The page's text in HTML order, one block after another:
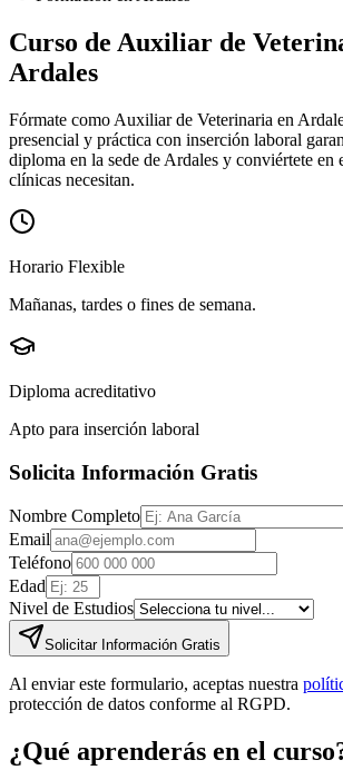
Curso de Auxiliar de
Ardales
Fórmate como Auxiliar de Veterinaria en
presencial y práctica con inserción laboral
diploma en la sede de Ardales y conviértete en
clínicas necesitan.
Horario Flexible
Mañanas, tardes o fines de semana.
Diploma acreditativo
Apto para inserción laboral
Solicita Información Gratis
Nombre Completo
Email
Teléfono
Edad
Nivel de Estudios
Solicitar Información Gratis
Al enviar este formulario, aceptas nuestra
protección de datos conforme al RGPD.
¿Qué aprenderás en el